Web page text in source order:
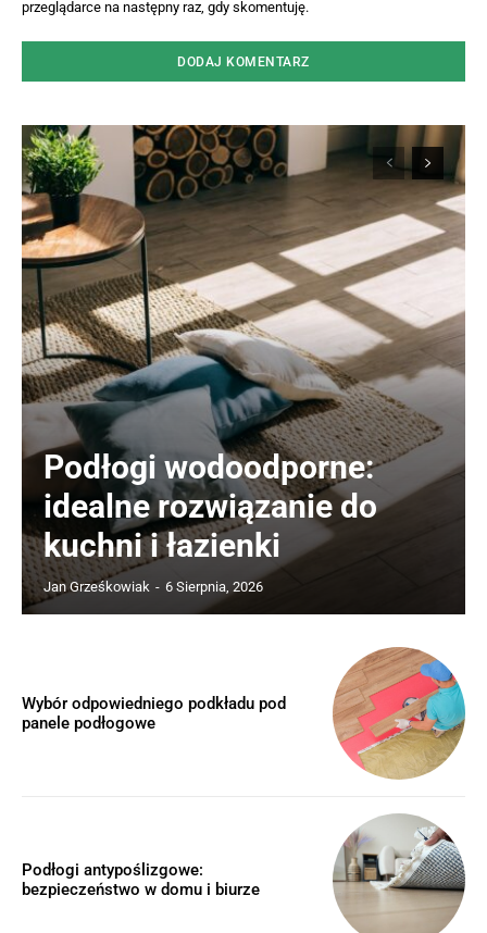
przeglądarce na następny raz, gdy skomentuję.
Podłogi wodoodporne:
idealne rozwiązanie do
kuchni i łazienki
Jan Grześkowiak - 6 Sierpnia, 2026
Wybór odpowiedniego podkładu pod
panele podłogowe
Podłogi antypoślizgowe:
bezpieczeństwo w domu i biurze